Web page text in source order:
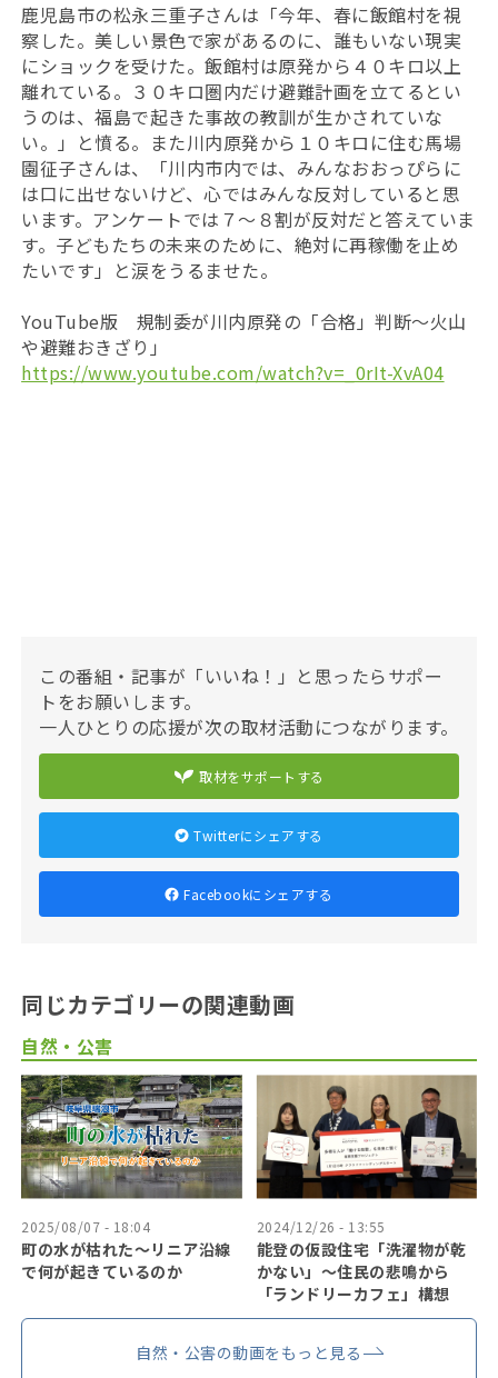
鹿児島市の松永三重子さんは「今年、春に飯館村を視
察した。美しい景色で家があるのに、誰もいない現実
にショックを受けた。飯館村は原発から４０キロ以上
離れている。３０キロ圏内だけ避難計画を立てるとい
うのは、福島で起きた事故の教訓が生かされていな
い。」と憤る。また川内原発から１０キロに住む馬場
園征子さんは、「川内市内では、みんなおおっぴらに
は口に出せないけど、心ではみんな反対していると思
います。アンケートでは７～８割が反対だと答えていま
す。子どもたちの未来のために、絶対に再稼働を止め
たいです」と涙をうるませた。
YouTube版 規制委が川内原発の「合格」判断～火山
や避難おきざり」
https://www.youtube.com/watch?v=_0rIt-XvA04
この番組・記事が「いいね！」と思ったらサポー
トをお願いします。
一人ひとりの応援が次の取材活動につながります。
取材をサポートする
Twitterにシェアする
Facebookにシェアする
同じカテゴリーの関連動画
自然・公害
2025/08/07 - 18:04
町の水が枯れた～リニア沿線
で何が起きているのか
2024/12/26 - 13:55
能登の仮設住宅「洗濯物が乾
かない」〜住民の悲鳴から
「ランドリーカフェ」構想
自然・公害の動画をもっと見る